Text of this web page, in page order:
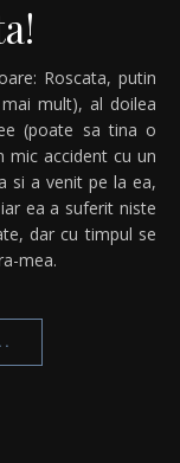
mult), al doilea
(poate sa tina o
mic accident cu un
si a venit pe la ea,
ea a suferit niste
dar cu timpul se
mea.